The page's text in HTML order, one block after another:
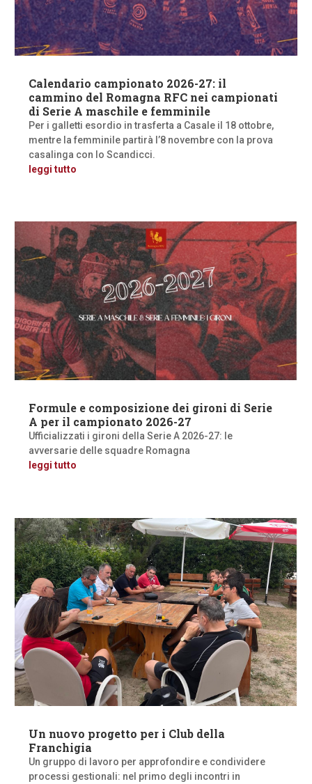
Calendario campionato 2026-27: il
cammino del Romagna RFC nei campionati
di Serie A maschile e femminile
Per i galletti esordio in trasferta a Casale il 18 ottobre,
mentre la femminile partirà l’8 novembre con la prova
casalinga con lo Scandicci.
leggi tutto
Formule e composizione dei gironi di Serie
A per il campionato 2026-27
Ufficializzati i gironi della Serie A 2026-27: le
avversarie delle squadre Romagna
leggi tutto
Un nuovo progetto per i Club della
Franchigia
Un gruppo di lavoro per approfondire e condividere
processi gestionali: nel primo degli incontri in